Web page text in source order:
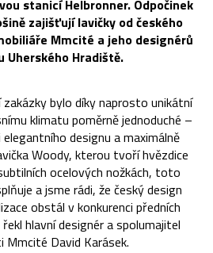
stanicí Helbronner. Odpočinek
zajišťují lavičky od českého
Mmcité a jeho designérů
Uherského Hradiště.
bylo díky naprosto unikátní
klimatu poměrně jednoduché –
designu a maximálně
Woody, kterou tvoří hvězdice
ocelových nožkách, toto
a jsme rádi, že český design
obstál v konkurenci předních
hlavní designér a spolumajitel
Mmcité David Karásek.